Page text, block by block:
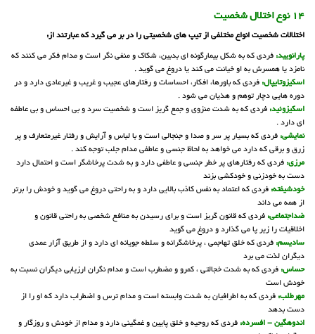
14 نوع اختلال شخصیت
اختلالات شخصیت انواع مختلفی از تیپ های شخصیتی را در بر می گیرد که عبارتند از:
پارانویید: فردی که به شکل بیمارگونه ای بدبین، شکاک و منفی نگر است و مدام فکر می کنند که
نامزد یا همسرش به او خیانت می کند یا دروغ می گوید .
اسکیزوتایپال: فردی که باورها، افکار، احساسات و رفتارهای عجیب و غریب و غیرعادی دارد و در
دوره هایی دچار توهم و هذیان می شود .
اسکیزوئید: فردی که به شدت منزوی و جمع گریز است و شخصیت سرد و بی احساس و بی عاطفه
ای دارد .
نمایشی: فردی که بسیار پر سر و صدا و جنجالی است و با لباس و آرایش و رفتار غیرمتعارف و پر
زرق و برقی که دارد می خواهد به لحاظ جنسی و عاطفی مدام جلب توجه کند .
مرزی: فردی که رفتارهای پر خطر جنسی و عاطفی دارد و به شدت پرخاشگر است و احتمال دارد
دست به خودزنی و خودکشی بزند
خودشیفته: فردی که اعتماد به نفس کاذب بالایی دارد و به راحتی دروغ می گوید و خودش را برتر
از همه می داند
ضداجتماعی: فردی که قانون گریز است و برای رسیدن به منافع شخصی به راحتی قانون و
اخلاقیات را زیر پا می گذارد و دروغ می گوید
سادیسم: فردی که خلق تهاجمی ، پرخاشگرانه و سلطه جویانه ای دارد و از طریق آزار عمدی
دیگران لذت می برد
حساس: فردی که به شدت خجالتی ، کمرو و مضطرب است و مدام نگران ارزیابی دیگران نسبت به
خودش است
مهرطلب: فردی که به اطرافیان به شدت وابسته است و مدام ترس و اضطراب دارد که او را از
دست بدهد
اندوهگین - افسرده: فردی که روحیه و خلق پایین و غمگینی دارد و مدام از خودش و روزگار و